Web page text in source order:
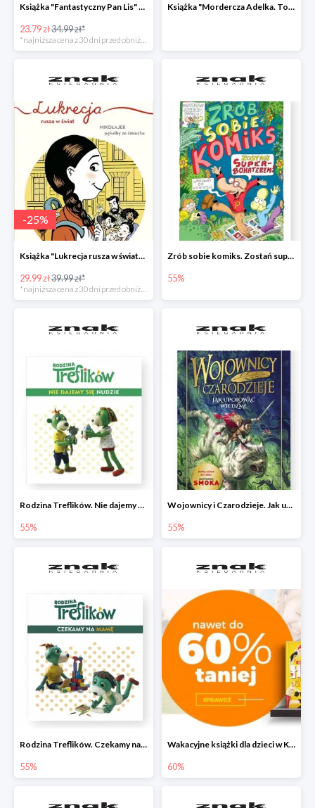
Książka "Fantastyczny Pan Lis" -32%
23.79 zł34.99 zł*
Książka "Mordercza Adelka. To się wszystko źle skończy" -32%
-25%
Książka "Lukrecja rusza w świat" -25%
29.99 zł39.99 zł*
*najniższa cena z 30 dni przed obniżką
Zrób sobie komiks. Zostań superbohaterem
55%
Rodzina Treflików. Nie dajemy się nudzie!
55%
Wojownicy i Czarodzieje. Jak upolować wiedźmę
55%
Rodzina Treflików. Czekamy na mamę
55%
Wakacyjne książki dla dzieci w Księgarni Znak do -60%
60%